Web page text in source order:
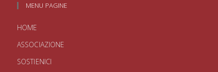
MENU PAGINE
HOME
ASSOCIAZIONE
SOSTIENICI